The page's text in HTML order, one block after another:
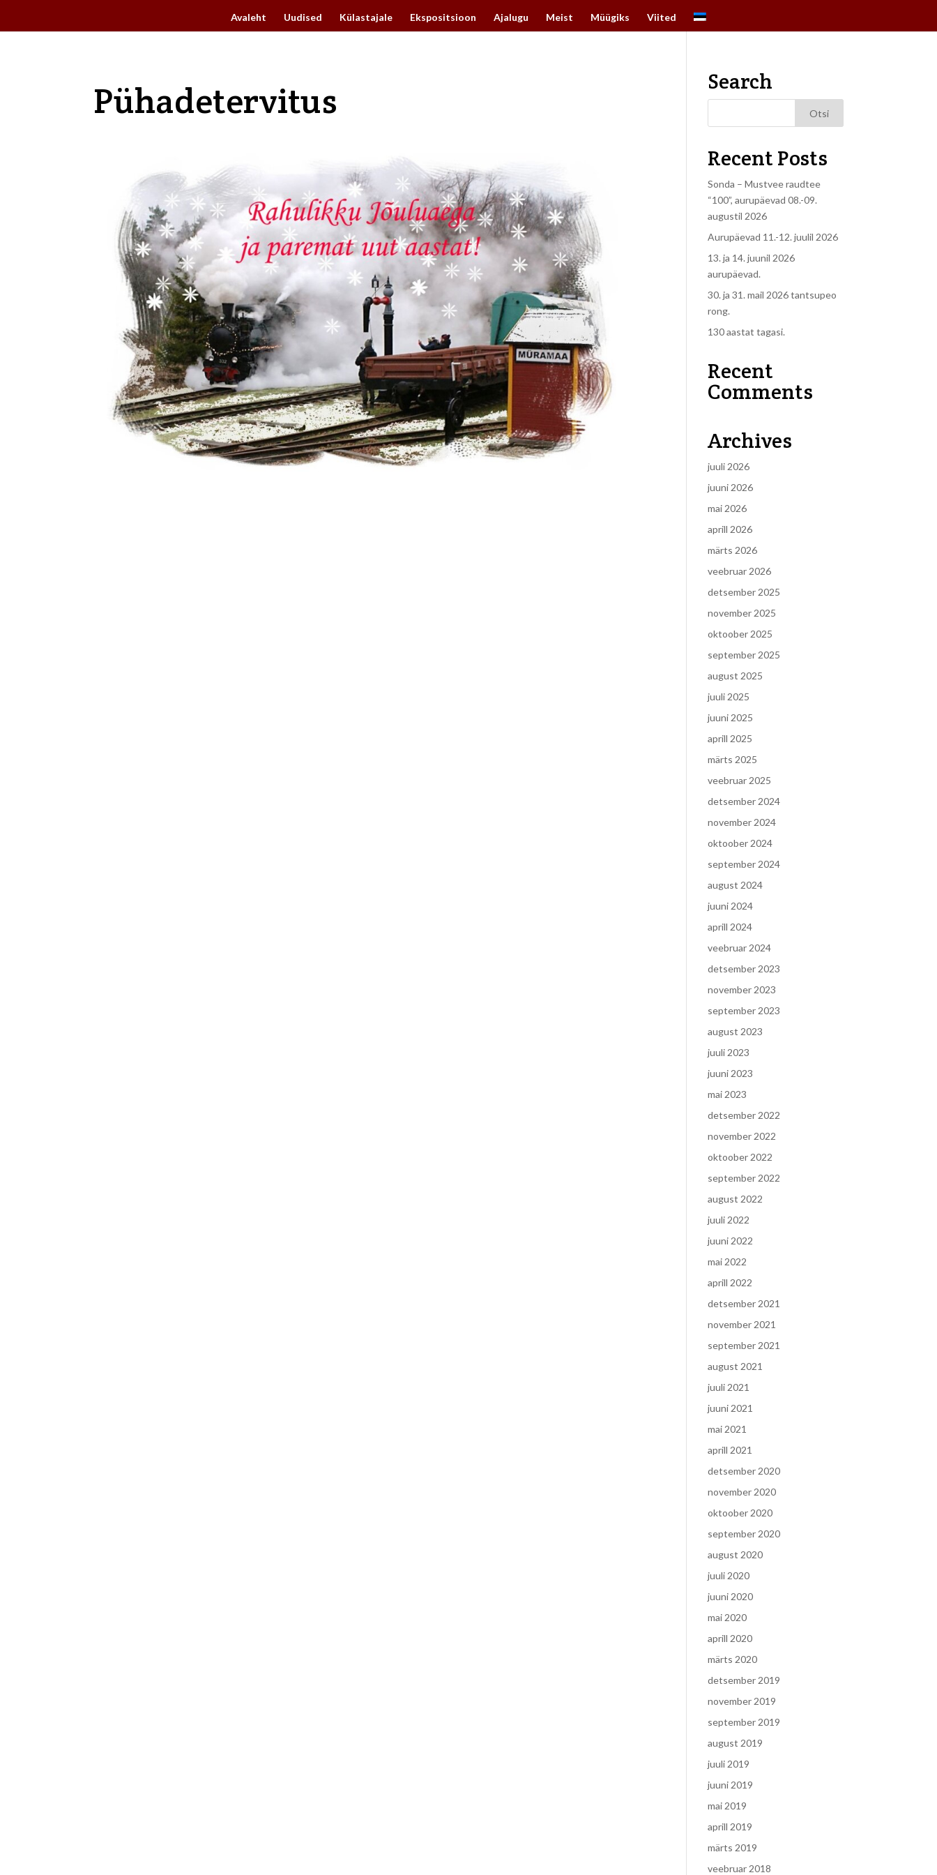
Avaleht Uudised Külastajale Ekspositsioon Ajalugu Meist Müügiks Viited
Pühadetervitus Search
Recent Posts
Sonda – Mustvee raudtee
“100”, aurupäevad 08.-09.
augustil 2026
Aurupäevad 11.-12. juulil 2026
13. ja 14. juunil 2026
aurupäevad.
30. ja 31. mail 2026 tantsupeo
rong.
130 aastat tagasi.
Recent
Comments
Archives
juuli 2026
juuni 2026
mai 2026
aprill 2026
märts 2026
veebruar 2026
detsember 2025
november 2025
oktoober 2025
september 2025
august 2025
juuli 2025
juuni 2025
aprill 2025
märts 2025
veebruar 2025
detsember 2024
november 2024
oktoober 2024
september 2024
august 2024
juuni 2024
aprill 2024
veebruar 2024
detsember 2023
november 2023
september 2023
august 2023
juuli 2023
juuni 2023
mai 2023
detsember 2022
november 2022
oktoober 2022
september 2022
august 2022
juuli 2022
juuni 2022
mai 2022
aprill 2022
detsember 2021
november 2021
september 2021
august 2021
juuli 2021
juuni 2021
mai 2021
aprill 2021
detsember 2020
november 2020
oktoober 2020
september 2020
august 2020
juuli 2020
juuni 2020
mai 2020
aprill 2020
märts 2020
detsember 2019
november 2019
september 2019
august 2019
juuli 2019
juuni 2019
mai 2019
aprill 2019
märts 2019
veebruar 2018